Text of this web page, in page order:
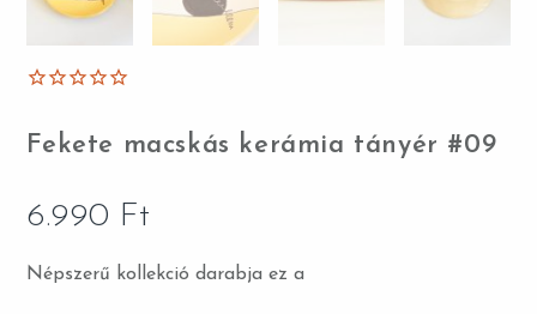
Fekete macskás kerámia tányér #09
6.990 Ft
Népszerű kollekció darabja ez a